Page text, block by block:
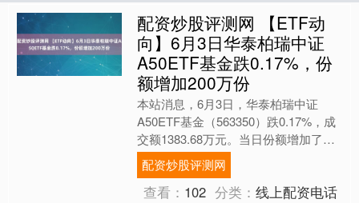
配资炒股评测网 【ETF动
向】6月3日华泰柏瑞中证
A50ETF基金跌0.17%，份
额增加200万份
本站消息，6月3日，华泰柏瑞中证
A50ETF基金（563350）跌0.17%，成
交额1383.68万元。当日份额增加了
200万份配资炒股评测网，最新份额为
5.8....
配资炒股评测网
查看： 102 分类：线上配资电话